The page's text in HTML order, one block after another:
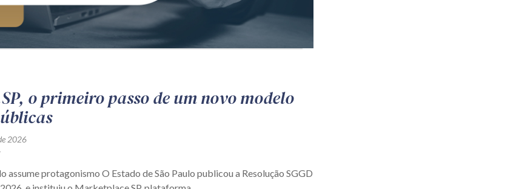
o primeiro passo de um novo modelo
2026
assume protagonismo O Estado de São Paulo publicou a Resolução SGGD